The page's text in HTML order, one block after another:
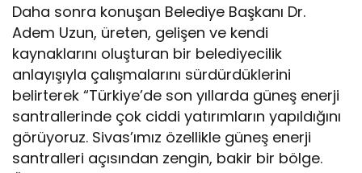
Daha sonra konuşan Belediye Başkanı Dr.
Adem Uzun, üreten, gelişen ve kendi
kaynaklarını oluşturan bir belediyecilik
anlayışıyla çalışmalarını sürdürdüklerini
belirterek “Türkiye’de son yıllarda güneş enerji
santrallerinde çok ciddi yatırımların yapıldığını
görüyoruz. Sivas’ımız özellikle güneş enerji
santralleri açısından zengin, bakir bir bölge.